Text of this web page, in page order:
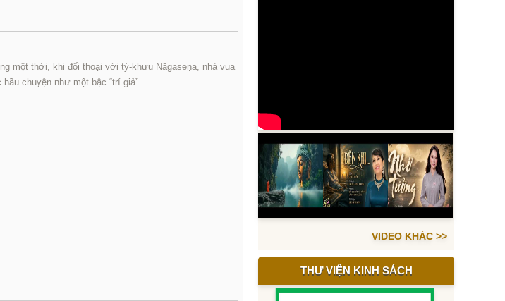
một thời, khi đối thoại với tỳ-khưu Nāgaseṇa, nhà vua
chuyện như một bậc “trí giả”.
VIDEO KHÁC >>
THƯ VIỆN KINH SÁCH